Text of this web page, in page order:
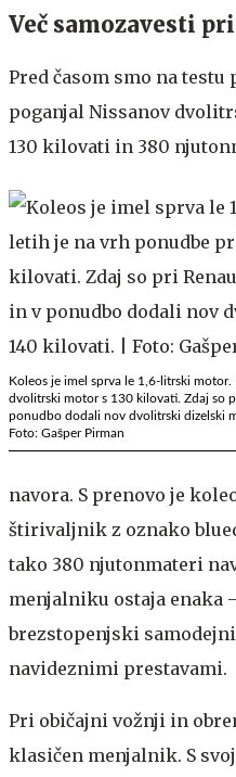
Več samozavesti
Pred časom smo na
poganjal Nissanov
130 kilovati in 380
Koleos je imel sprva le 1,6-litrski
dvolitrski motor s 130 kilovati. Zdaj so
ponudbo dodali nov dvolitrski dizelski
Foto: Gašper Pirman
navora. S prenovo je
štirivaljnik z oznako
tako 380 njutonmateri
menjalniku ostaja enaka
brezstopenjski
navideznimi prestavami.
Pri običajni vožnji in
klasičen menjalnik. S